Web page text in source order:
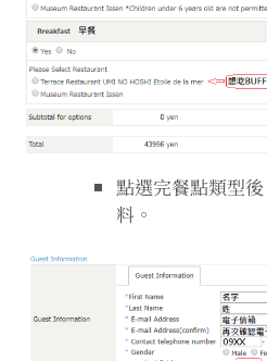
點選完餐點類型
料。